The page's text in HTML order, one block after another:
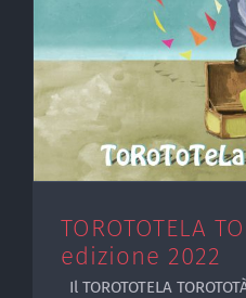
TOROTOTELA
edizione 2022
Il TOROTOTELA